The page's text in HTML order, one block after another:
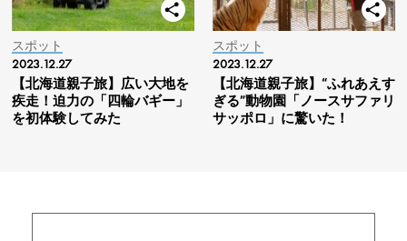
スポット
2023.12.27
【北海道親子旅】広い大地を
疾走！迫力の「四輪バギー」
を初体験してみた
スポット
2023.12.27
【北海道親子旅】“ふれあえす
ぎる”動物園「ノースサファリ
サッポロ」に驚いた！